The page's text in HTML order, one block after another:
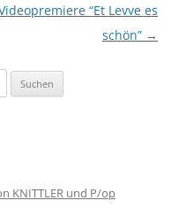
“Et Levve es
schön” →
KNITTLER und P/op